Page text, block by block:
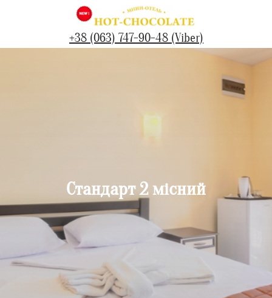
+38 (063) 747-90-48 (Viber)
Стандарт 2 місний